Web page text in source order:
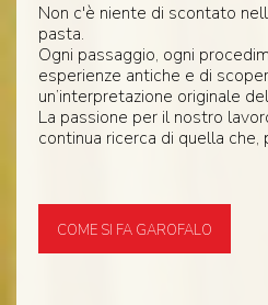
Non c'è niente di scontato
pasta.
Ogni passaggio, ogni
esperienze antiche e di
un’interpretazione originale
La passione per il nostro
continua ricerca di quella che,
COME SI FA GAROFALO